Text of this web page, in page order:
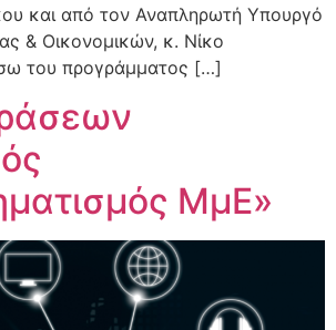
και από τον Αναπληρωτή Υπουργό
& Οικονομικών, κ. Νίκο
του προγράμματος […]
ΜμΕ»